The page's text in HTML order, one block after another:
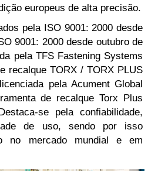
europeus de alta precisão.
pela ISO 9001: 2000 desde
9001: 2000 desde outubro de
pela TFS Fastening Systems
recalque TORX / TORX PLUS
pela Acument Global
de recalque Torx Plus
se pela confiabilidade,
de uso, sendo por isso
no mercado mundial e em